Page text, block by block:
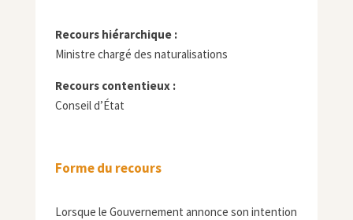
Recours hiérarchique :
Ministre chargé des naturalisations
Recours contentieux :
Conseil d’État
Forme du recours
Lorsque le Gouvernement annonce son intention